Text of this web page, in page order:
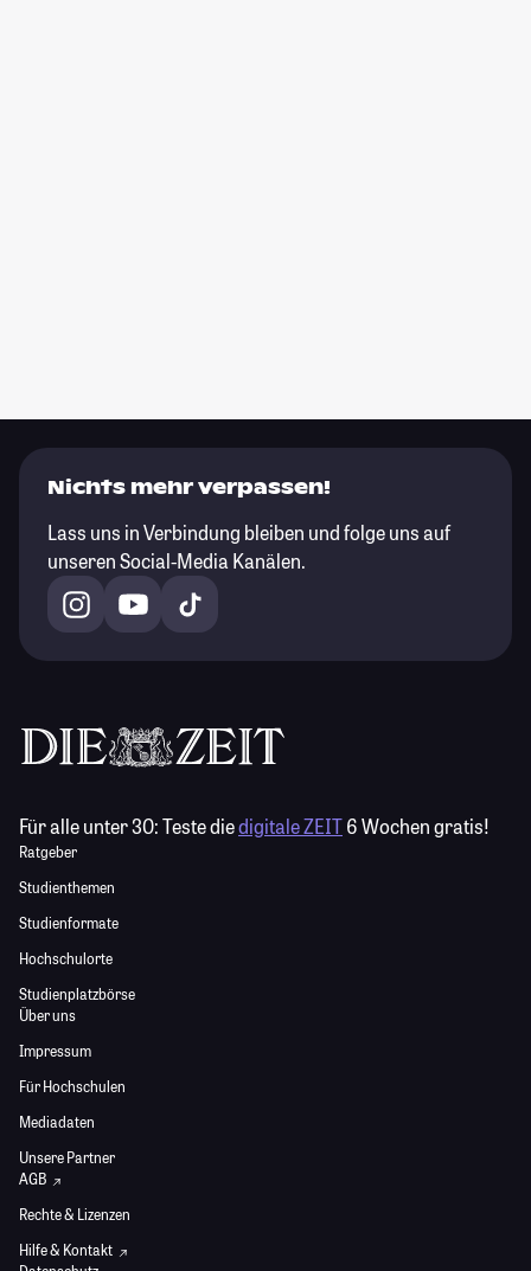
Nichts mehr verpassen!
Lass uns in Verbindung bleiben und folge uns auf
unseren Social-Media Kanälen.
Für alle unter 30:Teste diedigitale ZEIT6 Wochen gratis!
Ratgeber
Studienthemen
Studienformate
Hochschulorte
Studienplatzbörse
Über uns
Impressum
Für Hochschulen
Mediadaten
Unsere Partner
AGB
Rechte & Lizenzen
Hilfe & Kontakt